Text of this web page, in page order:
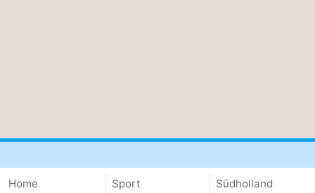
Home
Sport
Südholland